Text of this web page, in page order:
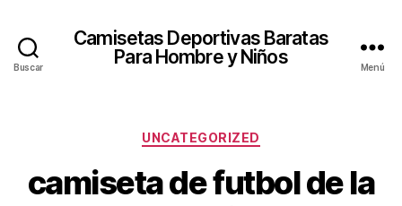
Buscar
Camisetas Deportivas Baratas
Para Hombre y Niños
Menú
Categorías
UNCATEGORIZED
camiseta de futbol de la